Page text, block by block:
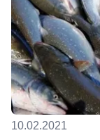
10.02.2021